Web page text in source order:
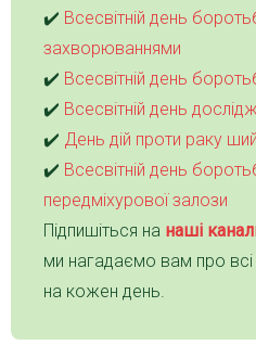
✔️ Всесвітній день
захворюваннями
✔️ Всесвітній день
✔️ Всесвітній день
✔️ День дій проти раку
✔️ Всесвітній день
передміхурової залози
Підпишіться на наші
ми нагадаємо вам про всі
на кожен день.